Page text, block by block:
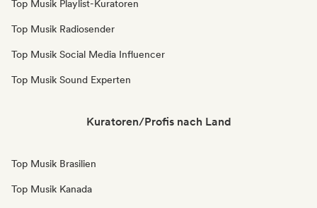
Top Musik Playlist-Kuratoren
Top Musik Radiosender
Top Musik Social Media Influencer
Top Musik Sound Experten
Kuratoren/Profis nach Land
Top Musik Brasilien
Top Musik Kanada